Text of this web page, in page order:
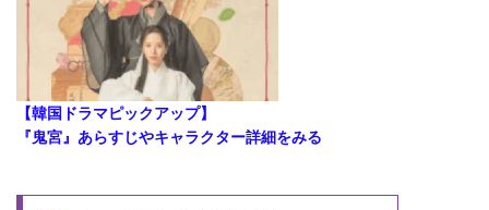
【韓国ドラマピックアップ】
『鬼宮』あらすじやキャラクター詳細をみる